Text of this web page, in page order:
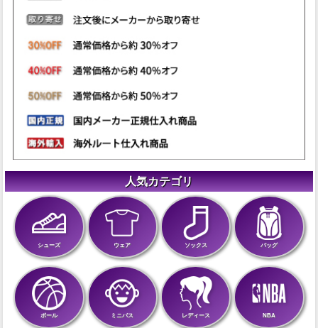
人気カテゴリ
シューズ ウェア ソックス バッグ
ボール ミニバス レディース NBA